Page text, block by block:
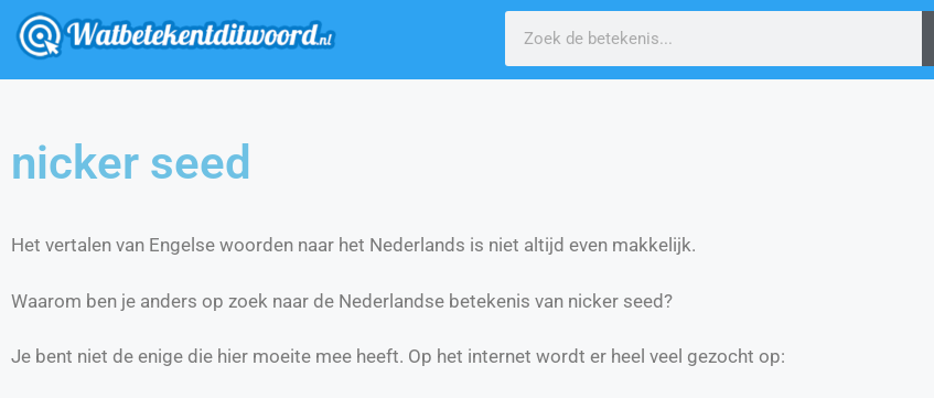
nicker seed
Het vertalen van Engelse woorden naar het Nederlands is niet altijd even makkelijk.
Waarom ben je anders op zoek naar de Nederlandse betekenis van nicker seed?
Je bent niet de enige die hier moeite mee heeft. Op het internet wordt er heel veel gezocht op: